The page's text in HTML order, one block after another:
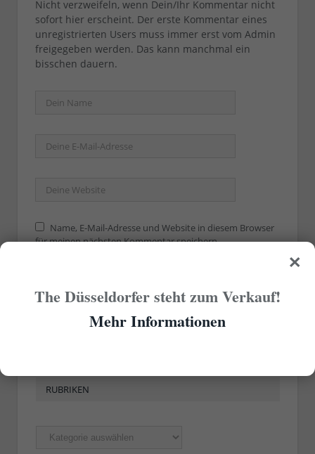
Nicht verzweifeln, wenn Dein/Ihr Kommentar nicht
sofort hier erscheint. Der erste Kommentar eines
unregistrierten Users muss immer erst vom Admin
freigegeben werden. Das kann manchmal ein
bisschen dauern.
Name, E-Mail-Adresse und Website in diesem Browser
für meinen nächsten Kommentar speichern.
RUBRIKEN
Rubriken
×
The Düsseldorfer steht zum Verkauf!
Mehr Informationen